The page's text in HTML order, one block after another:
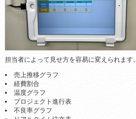
担当者によって見せ方を容易に変えられます。
売上推移グラフ
経費割合
温度グラフ
プロジェクト進行表
不良率グラフ